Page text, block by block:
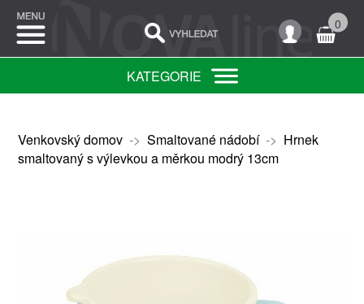
0
KATEGORIE
Venkovský domov-> Smaltované nádobí-> Hrnek
smaltovaný s výlevkou a měrkou modrý 13cm